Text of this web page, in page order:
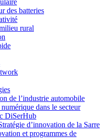
des batteries
rural
de l’industrie automobile
dans le secteur
DiSerHub
d’innovation de la Sarre
et programmes de